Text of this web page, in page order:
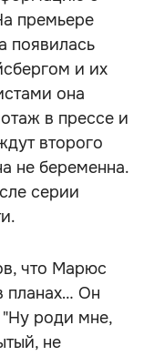
премьере
появилась
и их
она
в прессе и
второго
не беременна.
серии
что Марюс
планах… Он
"Ну роди мне,
не